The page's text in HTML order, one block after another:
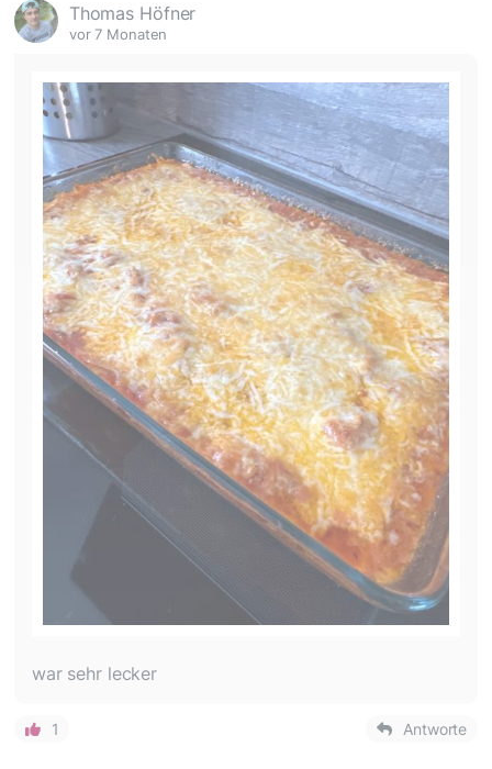
Thomas Höfner
vor 7 Monaten
war sehr lecker
1 Antworte